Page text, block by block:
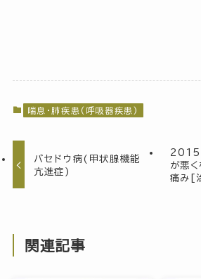
喘息・肺疾患(呼吸器疾患)
バセドウ病(甲状腺機能
亢進症)
が悪
痛み[
関連記事